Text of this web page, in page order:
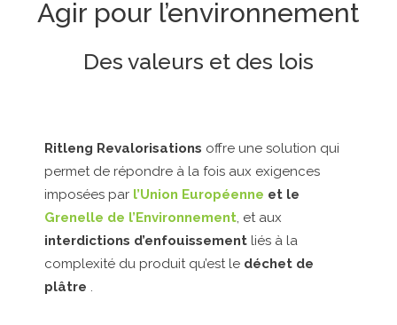
Agir pour l’environnement
Des valeurs et des lois
Ritleng Revalorisations offre une solution qui
permet de répondre à la fois aux exigences
imposées par l’Union Européenne et le
Grenelle de l’Environnement, et aux
interdictions d’enfouissement liés à la
complexité du produit qu’est le déchet de
plâtre .